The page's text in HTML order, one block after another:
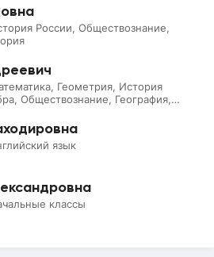
России, Обществознание,
Геометрия, История
Обществознание, География,
Физика
язык
классы